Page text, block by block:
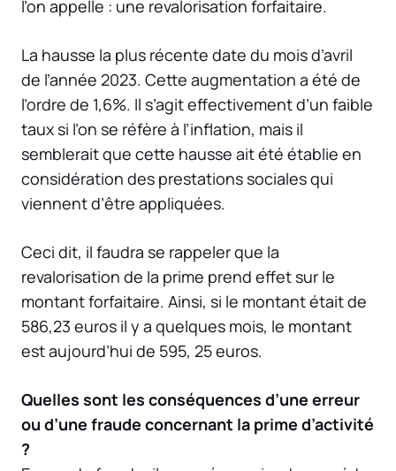
l’on appelle : une revalorisation forfaitaire.
La hausse la plus récente date du mois d’avril
de l’année 2023. Cette augmentation a été de
l’ordre de 1,6%. Il s’agit effectivement d’un faible
taux si l’on se réfère à l’inflation, mais il
semblerait que cette hausse ait été établie en
considération des prestations sociales qui
viennent d’être appliquées.
Ceci dit, il faudra se rappeler que la
revalorisation de la prime prend effet sur le
montant forfaitaire. Ainsi, si le montant était de
586,23 euros il y a quelques mois, le montant
est aujourd’hui de 595, 25 euros.
Quelles sont les conséquences d’une erreur
ou d’une fraude concernant la prime d’activité
?